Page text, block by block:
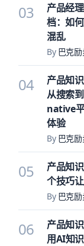
03
产品经
档：如
混乱
By 巴克
04
产品知
从搜索
native
体验
By 巴克
05
产品知
个技巧
By 巴克
06
产品知
用AI知